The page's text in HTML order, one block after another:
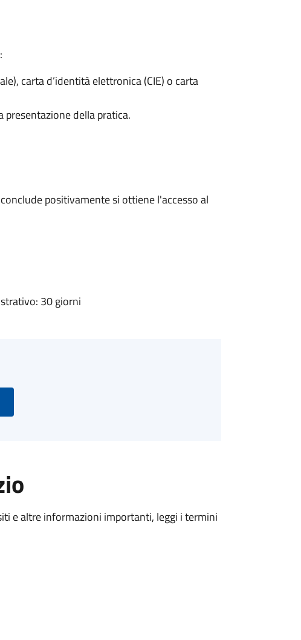
carta d’identità elettronica (CIE) o carta
della pratica.
positivamente si ottiene l'accesso al
30 giorni
e altre informazioni importanti, leggi i termini